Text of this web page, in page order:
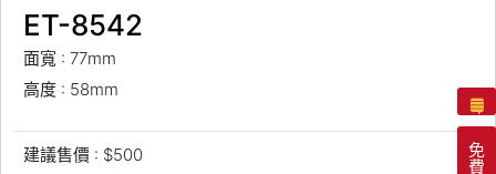
ET-8542
面寬 : 77mm
高度 : 58mm
建議售價 : $500 免
費